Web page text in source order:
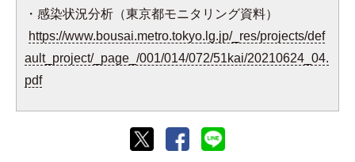
・感染状況分析（東京都モニタリング資料）
https://www.bousai.metro.tokyo.lg.jp/_res/projects/def
ault_project/_page_/001/014/072/51kai/20210624_04.
pdf